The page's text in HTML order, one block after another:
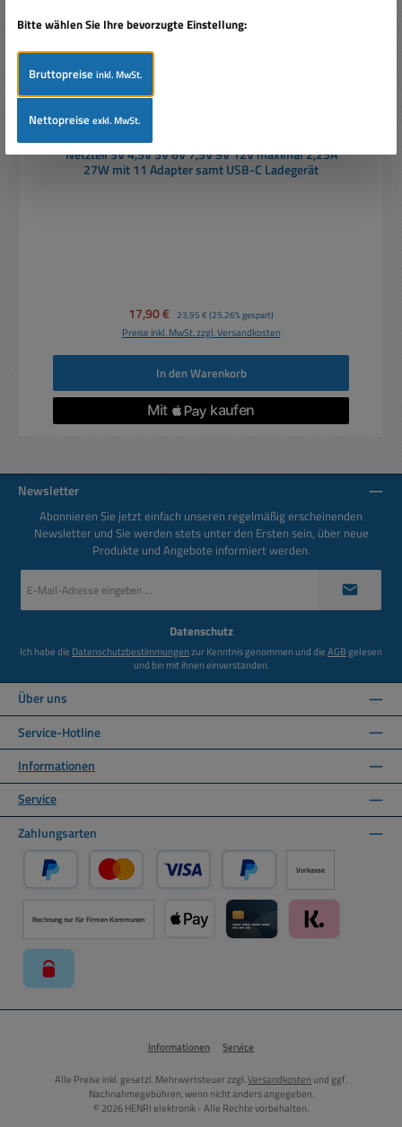
Netzteil 3V 4,5V 5V 6V 7,5V 9V 12V maximal 2,25A
27W mit 11 Adapter samt USB-C Ladegerät
Verkaufspreis:
17,90 € Regulärer Preis:
23,95 € (25.26% gespart)
Preise inkl. MwSt. zzgl. Versandkosten
In den Warenkorb
Newsletter
Abonnieren Sie jetzt einfach unseren regelmäßig erscheinenden
Newsletter und Sie werden stets unter den Ersten sein, über neue
Produkte und Angebote informiert werden.
Mail-
Datenschutz
Ich habe die Datenschutzbestimmungenzur Kenntnis genommen und dieAGBgelesen
und bin mit ihnen einverstanden.
Über uns
Service-Hotline
Informationen
Service
Zahlungsarten
PayPal Kredit- oder Debitkarte über PayPal
Später Bezahlen über PayPal
Vorkasse
Rechnung nur für Firmen Kommunen
Informationen Service
Alle Preise inkl. gesetzl. Mehrwertsteuer zzgl.Versandkosten und ggf.
Nachnahmegebühren, wenn nicht anders angegeben.
© 2026 HENRI elektronik - Alle Rechte vorbehalten.
Bitte wählen Sie Ihre bevorzugte Einstellung:
Bruttopreiseinkl. MwSt.
Nettopreiseexkl. MwSt.